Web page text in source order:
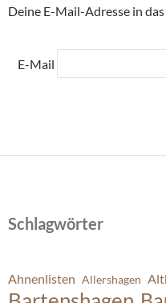
Deine E-Mail-Adresse in
E-Mail
Schlagwörter
Ahnenlisten Allershagen